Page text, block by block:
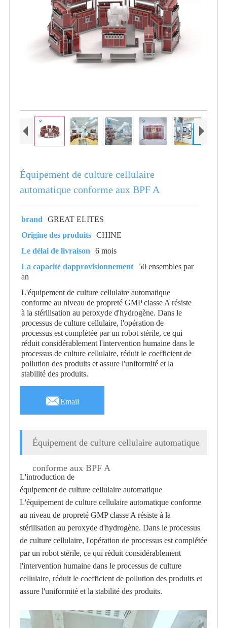
Équipement de culture cellulaire
automatique conforme aux BPF A
brand
GREAT ELITES
Origine des produits CHINE
Le délai de livraison
6 mois
La capacité dapprovisionnement
50 ensembles par
an
L'équipement de culture cellulaire automatique
conforme au niveau de propreté GMP classe A résiste
à la stérilisation au peroxyde d'hydrogène. Dans le
processus de culture cellulaire, l'opération de
processus est complétée par un robot stérile, ce qui
réduit considérablement l'intervention humaine dans le
processus de culture cellulaire, réduit le coefficient de
pollution des produits et assure l'uniformité et la
stabilité des produits.
Email
Équipement de culture cellulaire automatique
conforme aux BPF A
L'introduction de
équipement de culture cellulaire automatique
L'équipement de culture cellulaire automatique conforme
au niveau de propreté GMP classe A résiste à la
stérilisation au peroxyde d'hydrogène. Dans le processus
de culture cellulaire, l'opération de processus est complétée
par un robot stérile, ce qui réduit considérablement
l'intervention humaine dans le processus de culture
cellulaire, réduit le coefficient de pollution des produits et
assure l'uniformité et la stabilité des produits.